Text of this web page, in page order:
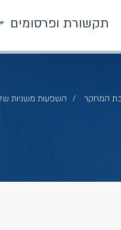
תקשורת ופרסומים
המחקר השפעות משניות